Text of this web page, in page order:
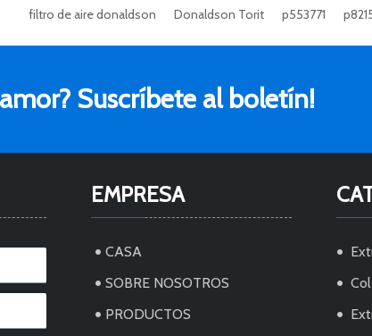
filtro de aire donaldson Donaldson Torit p553771
Suscríbete al boletín!
EMPRESA
CASA
SOBRE NOSOTROS
PRODUCTOS